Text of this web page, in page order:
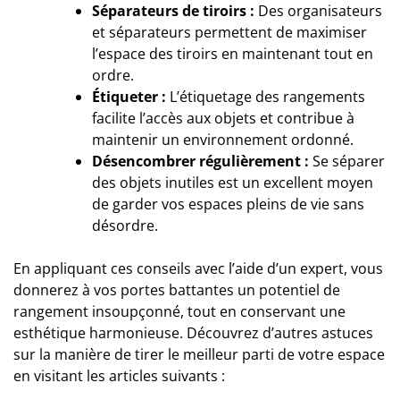
Séparateurs de tiroirs : Des organisateurs
et séparateurs permettent de maximiser
l’espace des tiroirs en maintenant tout en
ordre.
Étiqueter : L’étiquetage des rangements
facilite l’accès aux objets et contribue à
maintenir un environnement ordonné.
Désencombrer régulièrement : Se séparer
des objets inutiles est un excellent moyen
de garder vos espaces pleins de vie sans
désordre.
En appliquant ces conseils avec l’aide d’un expert, vous
donnerez à vos portes battantes un potentiel de
rangement insoupçonné, tout en conservant une
esthétique harmonieuse. Découvrez d’autres astuces
sur la manière de tirer le meilleur parti de votre espace
en visitant les articles suivants :